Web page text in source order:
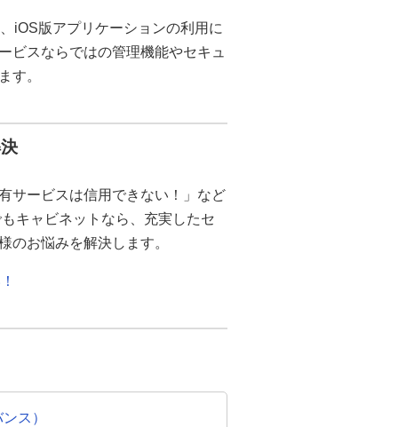
iOS版アプリケーションの利用に
ビスならではの管理機能やセキュ
す。
サービスは信用できない！」など
キャビネットなら、充実したセ
のお悩みを解決します。
ス）